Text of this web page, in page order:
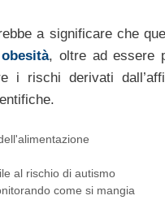
a significare che
, oltre ad essere
i rischi derivati
al rischio di autismo
come si mangia